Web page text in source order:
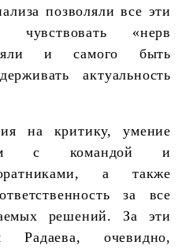
позволяли все эти
чувствовать «нерв
и самого быть
актуальность
на критику, умение
с командой и
а также
за все
решений. За эти
очевидно,